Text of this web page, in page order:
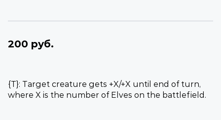
200 руб.
{T}: Target creature gets +X/+X until end of turn,
where X is the number of Elves on the battlefield.